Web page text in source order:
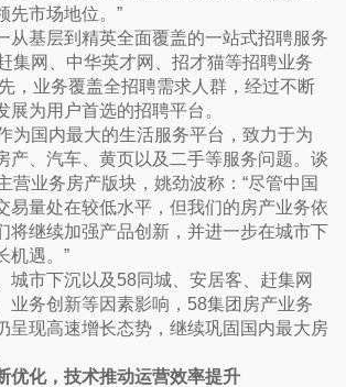
先市场地位。”
从基层到精英全面覆盖的一站式招聘服务
集网、中华英才网、招才猫等招聘业务
，业务覆盖全招聘需求人群，经过不断
展为用户首选的招聘平台。
为国内最大的生活服务平台，致力于为
产、汽车、黄页以及二手等服务问题。谈
营业务房产版块，姚劲波称：“尽管中国
易量处在较低水平，但我们的房产业务依
将继续加强产品创新，并进一步在城市下
机遇。”
城市下沉以及58同城、安居客、赶集网
业务创新等因素影响，58集团房产业务
呈现高速增长态势，继续巩固国内最大房
优化，技术推动运营效率提升